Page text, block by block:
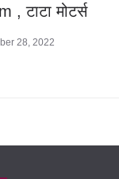
, टाटा मोटर्स
28, 2022